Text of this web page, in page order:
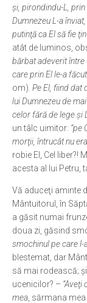
şi, pirondindu-L,
Dumnezeu L-a
putinţă ca El să fie
atât de luminos,
bărbat adeverit între
care prin El le-a
om) . Pe El, fiind
lui Dumnezeu de
celor fără de lege şi
un tâlc uimitor: “pe
morţii, întrucât nu
robie El, Cel liber?!
acesta al lui Petru,
Vă aduceţi aminte
Mântuitorul, în
a găsit numai
doua zi, găsind
smochinul pe care l-
blestemat, dar
să mai rodească;
ucenicilor? – “Aveţi
mea , sărmana